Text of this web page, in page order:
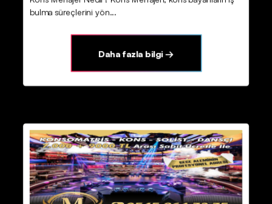
bulma süreçlerini yön...
Daha fazla bilgi →